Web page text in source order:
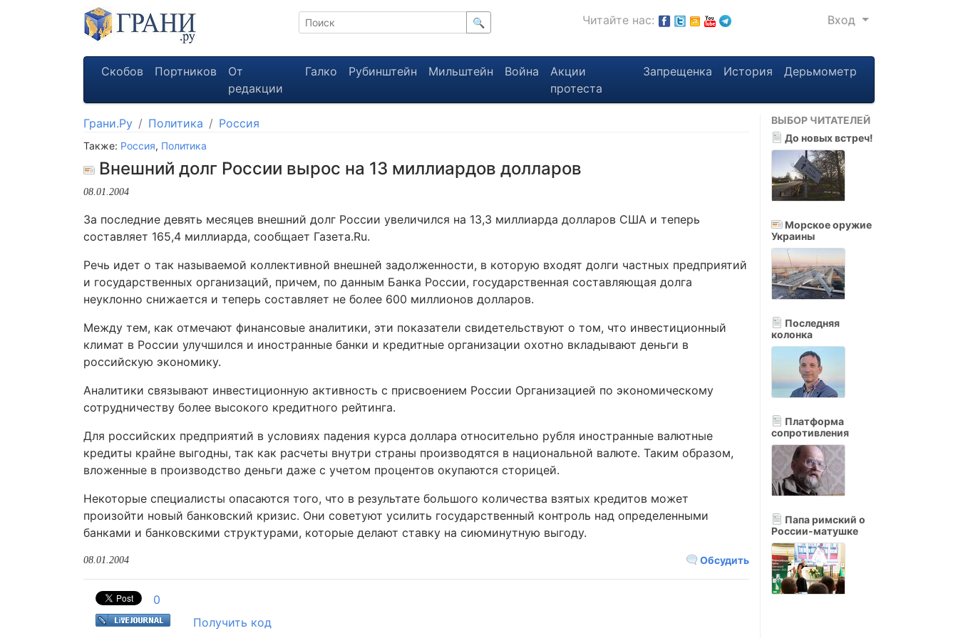
🔍 Читайте нас: Вход
Скобов Портников
От
редакции
Галко Рубинштейн Мильштейн Война
Акции
протеста
Запрещенка История Дерьмометр
Грани.Ру Политика Россия
Также: Россия, Политика
Внешний долг России вырос на 13 миллиардов долларов
08.01.2004
За последние девять месяцев внешний долг России увеличился на 13,3 миллиарда долларов США и теперь
составляет 165,4 миллиарда, сообщает Газета.Ru.
Речь идет о так называемой коллективной внешней задолженности, в которую входят долги частных предприятий
и государственных организаций, причем, по данным Банка России, государственная составляющая долга
неуклонно снижается и теперь составляет не более 600 миллионов долларов.
Между тем, как отмечают финансовые аналитики, эти показатели свидетельствуют о том, что инвестиционный
климат в России улучшился и иностранные банки и кредитные организации охотно вкладывают деньги в
российскую экономику.
Аналитики связывают инвестиционную активность с присвоением России Организацией по экономическому
сотрудничеству более высокого кредитного рейтинга.
Для российских предприятий в условиях падения курса доллара относительно рубля иностранные валютные
кредиты крайне выгодны, так как расчеты внутри страны производятся в национальной валюте. Таким образом,
вложенные в производство деньги даже с учетом процентов окупаются сторицей.
Некоторые специалисты опасаются того, что в результате большого количества взятых кредитов может
произойти новый банковский кризис. Они советуют усилить государственный контроль над определенными
банками и банковскими структурами, которые делают ставку на сиюминутную выгоду.
Обсудить
08.01.2004
0
Получить код
ВЫБОР ЧИТАТЕЛЕЙ
До новых встреч!
Морское оружие
Украины
Последняя
колонка
Платформа
сопротивления
Папа римский о
России-матушке